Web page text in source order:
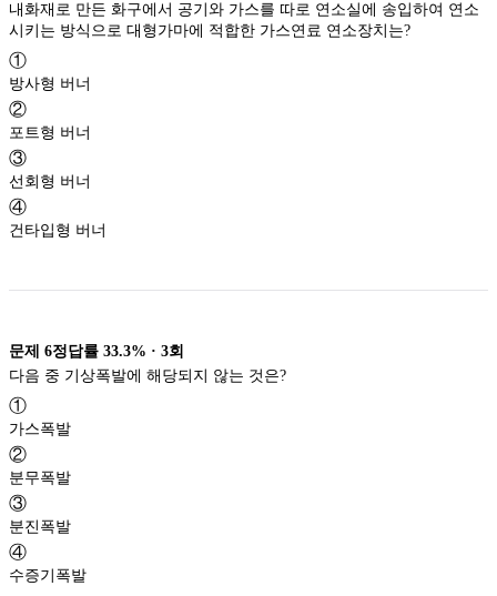
내화재로 만든 화구에서 공기와 가스를 따로 연소실에 송입하여 연소
①
방사형 버너
②
포트형 버너
③
선회형 버너
④
건타입형 버너
문제 6정답률 33.3% · 3회
①
가스폭발
②
분무폭발
③
분진폭발
④
수증기폭발